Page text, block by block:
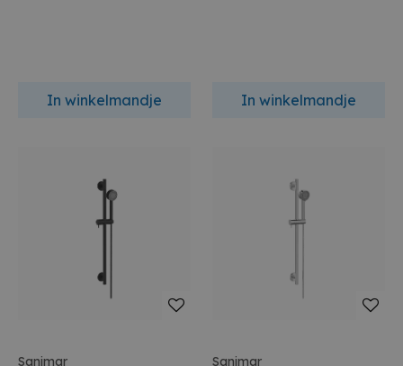
In winkelmandje In winkelmandje
Sanimar Sanimar